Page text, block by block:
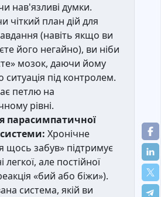
нав'язливі думки.
чіткий план дій для
(навіть якщо ви
його негайно), ви ніби
мозок, даючи йому
ситуація під контролем.
петлю на
рівні.
парасимпатичної
Хронічне
щось забув» підтримує
легкої, але постійної
«бий або біжи»).
система, якій ви